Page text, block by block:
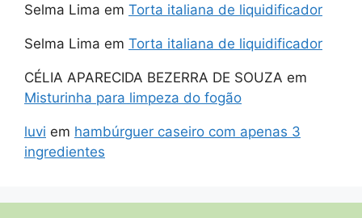
Selma Lima em Torta italiana de liquidificador
Selma Lima em Torta italiana de liquidificador
CÉLIA APARECIDA BEZERRA DE SOUZA em
Misturinha para limpeza do fogão
luvi em hambúrguer caseiro com apenas 3
ingredientes